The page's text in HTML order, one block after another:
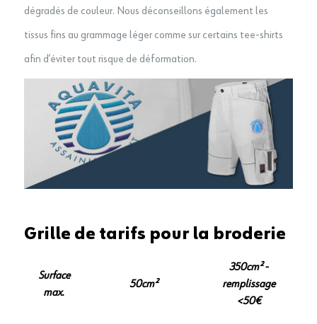
dégradés de couleur. Nous déconseillons également les
tissus fins au grammage léger comme sur certains tee-shirts
afin d’éviter tout risque de déformation.
Grille de tarifs pour la broderie
Surface
max.
50cm²
350cm² -
remplissage
<50€